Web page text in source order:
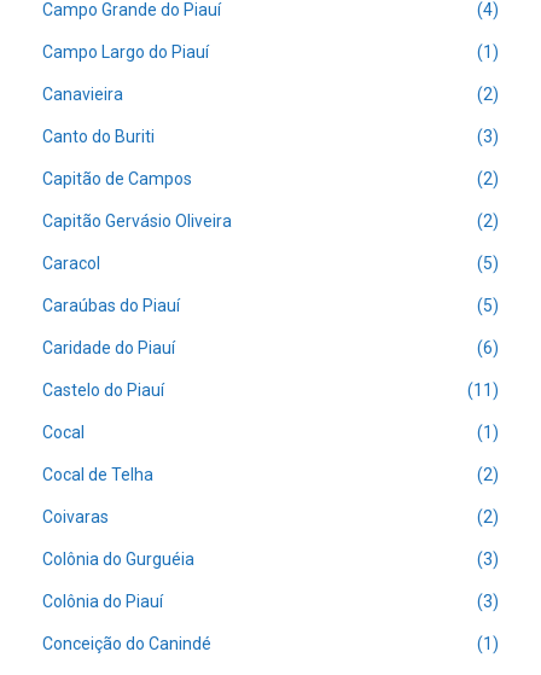
Campo Grande do Piauí (4)
Campo Largo do Piauí (1)
Canavieira (2)
Canto do Buriti (3)
Capitão de Campos (2)
Capitão Gervásio Oliveira (2)
Caracol (5)
Caraúbas do Piauí (5)
Caridade do Piauí (6)
Castelo do Piauí (11)
Cocal (1)
Cocal de Telha (2)
Coivaras (2)
Colônia do Gurguéia (3)
Colônia do Piauí (3)
Conceição do Canindé (1)